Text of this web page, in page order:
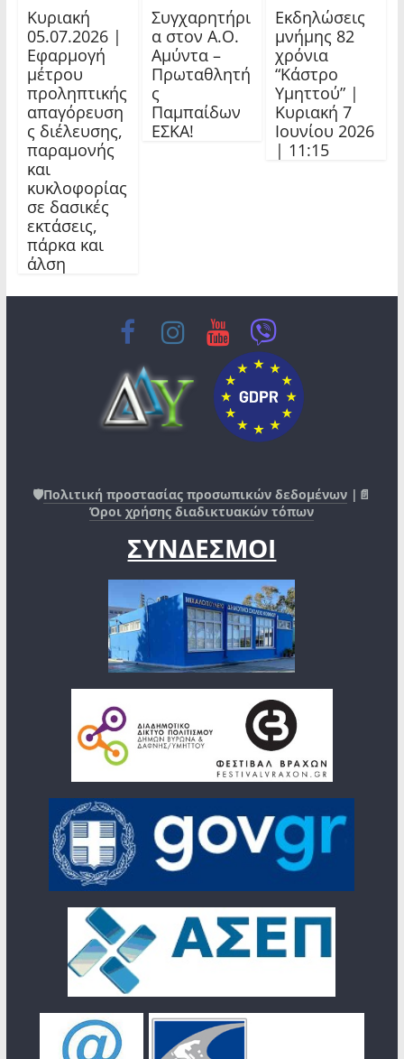
Κυριακή
05.07.2026 |
Εφαρμογή
μέτρου
προληπτικής
απαγόρευση
ς διέλευσης,
παραμονής
και
κυκλοφορίας
σε δασικές
εκτάσεις,
πάρκα και
άλση
Συγχαρητήρι
α στον Α.Ο.
Αμύντα –
Πρωταθλητή
ς
Παμπαίδων
ΕΣΚΑ!
Εκδηλώσεις
μνήμης 82
χρόνια
“Κάστρο
Υμηττού” |
Κυριακή 7
Ιουνίου 2026
| 11:15
🛡️Πολιτική προστασίας προσωπικών δεδομένων |📄
Όροι χρήσης διαδικτυακών τόπων
ΣΥΝΔΕΣΜΟΙ